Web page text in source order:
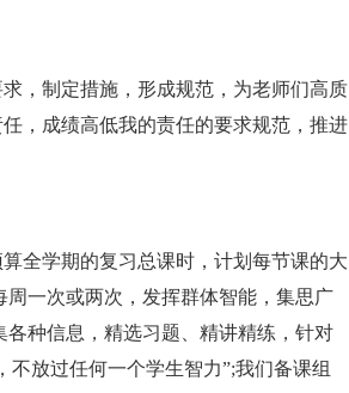
，制定措施，形成规范，为老师们高质
，成绩高低我的责任的要求规范，推进
全学期的复习总课时，计划每节课的大
一次或两次，发挥群体智能，集思广
种信息，精选习题、精讲精练，针对
放过任何一个学生智力”;我们备课组